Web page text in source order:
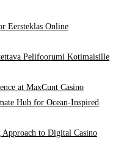
Eersteklas Online
Pelifoorumi Kotimaisille
at MaxCunt Casino
Hub for Ocean-Inspired
to Digital Casino